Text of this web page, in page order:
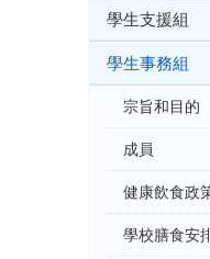
學生支援組
學生事務組
宗旨和目的
成員
健康飲食政
學校膳食安